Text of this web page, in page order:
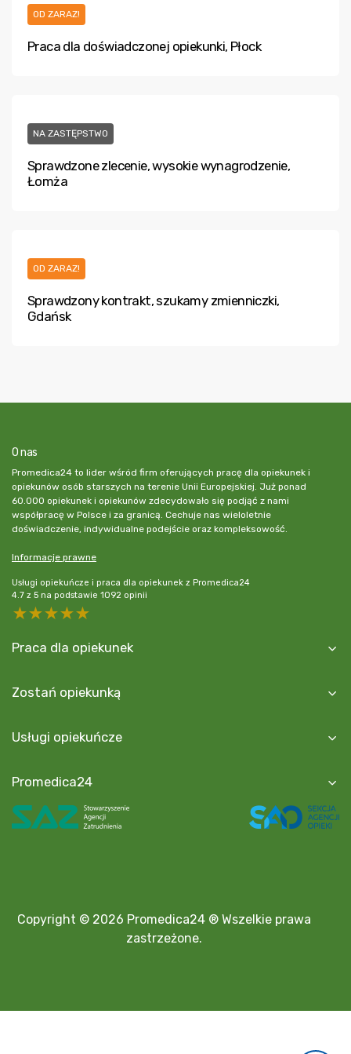
OD ZARAZ!
Praca dla doświadczonej opiekunki, Płock
NA ZASTĘPSTWO
Sprawdzone zlecenie, wysokie wynagrodzenie,
Łomża
OD ZARAZ!
Sprawdzony kontrakt, szukamy zmienniczki,
Gdańsk
O nas
Promedica24 to lider wśród firm oferujących pracę dla opiekunek i
opiekunów osób starszych na terenie Unii Europejskiej. Już ponad
60.000 opiekunek i opiekunów zdecydowało się podjąć z nami
współpracę w Polsce i za granicą. Cechuje nas wieloletnie
doświadczenie, indywidualne podejście oraz kompleksowość.
Informacje prawne
Usługi opiekuńcze i praca dla opiekunek z Promedica24
4.7 z 5 na podstawie 1092 opinii
5 stars
4 stars
3 stars
2 stars
Praca dla opiekunek
Zostań opiekunką
Usługi opiekuńcze
Promedica24
Copyright © 2026 Promedica24 ® Wszelkie prawa
zastrzeżone.